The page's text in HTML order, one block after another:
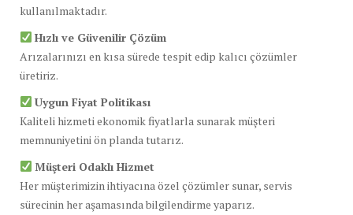
kullanılmaktadır.
Hızlı ve Güvenilir Çözüm
Arızalarınızı en kısa sürede tespit edip kalıcı çözümler
üretiriz.
Uygun Fiyat Politikası
Kaliteli hizmeti ekonomik fiyatlarla sunarak müşteri
memnuniyetini ön planda tutarız.
Müşteri Odaklı Hizmet
Her müşterimizin ihtiyacına özel çözümler sunar, servis
sürecinin her aşamasında bilgilendirme yaparız.